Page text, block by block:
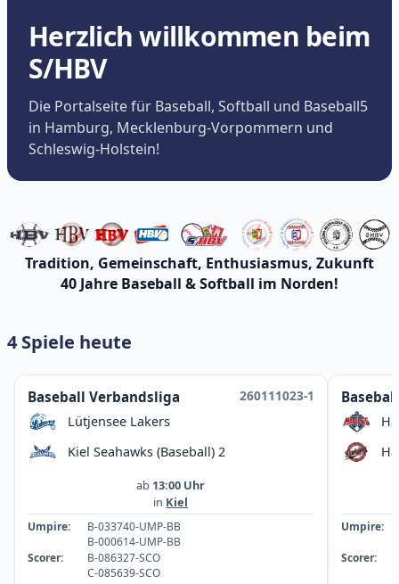
Herzlich willkommen beim
S/HBV
Die Portalseite für Baseball, Softball und Baseball5
in Hamburg, Mecklenburg-Vorpommern und
Schleswig-Holstein!
Tradition, Gemeinschaft, Enthusiasmus, Zukunft
40 Jahre Baseball & Softball im Norden!
4 Spiele heute
Baseball Verbandsliga
260111023-1
Lütjensee Lakers
Kiel Seahawks (Baseball) 2
ab 13:00 Uhr
in Kiel
Umpire:
B-033740-UMP-BB
B-000614-UMP-BB
Scorer:
B-086327-SCO
C-085639-SCO
Umpire:
Scorer: